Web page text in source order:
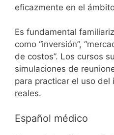
eficazmente en el
Es fundamental
como “inversión”,
de costos”. Los cursos
simulaciones de
para practicar el uso del
reales.
Español médico